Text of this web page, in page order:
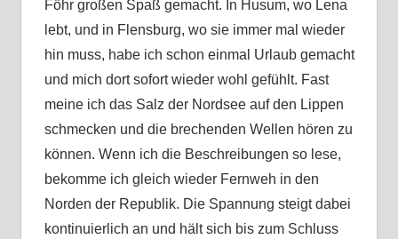
Föhr großen Spaß gemacht. In Husum, wo Lena
lebt, und in Flensburg, wo sie immer mal wieder
hin muss, habe ich schon einmal Urlaub gemacht
und mich dort sofort wieder wohl gefühlt. Fast
meine ich das Salz der Nordsee auf den Lippen
schmecken und die brechenden Wellen hören zu
können. Wenn ich die Beschreibungen so lese,
bekomme ich gleich wieder Fernweh in den
Norden der Republik. Die Spannung steigt dabei
kontinuierlich an und hält sich bis zum Schluss